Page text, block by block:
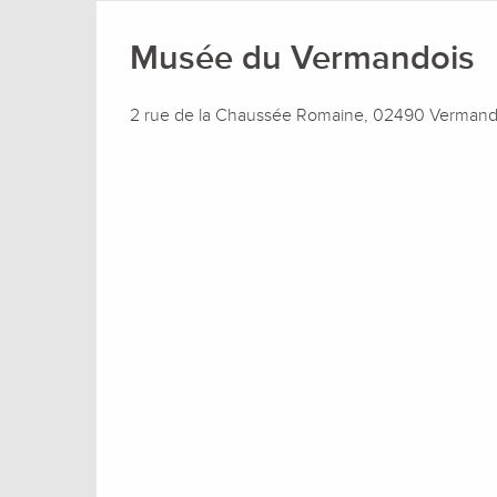
Musée du Vermandois
2 rue de la Chaussée Romaine, 02490 Vermand